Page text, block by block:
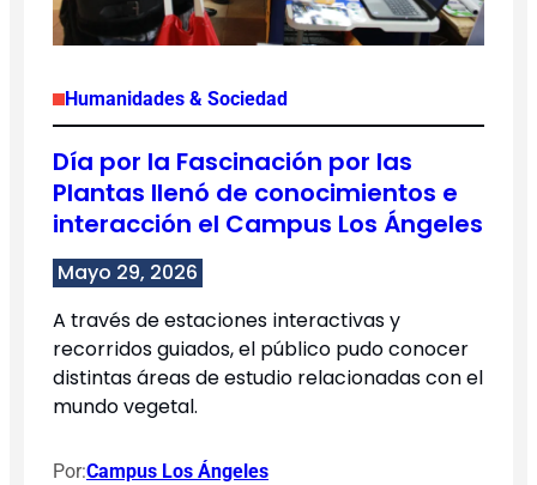
Humanidades & Sociedad
Día por la Fascinación por las
Plantas llenó de conocimientos e
interacción el Campus Los Ángeles
Mayo 29, 2026
A través de estaciones interactivas y
recorridos guiados, el público pudo conocer
distintas áreas de estudio relacionadas con el
mundo vegetal.
Por:Campus Los Ángeles